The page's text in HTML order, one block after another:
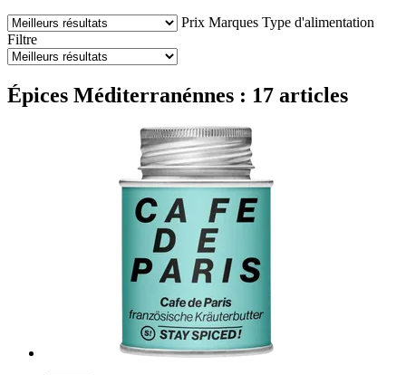
Prix Marques Type d'alimentation
Filtre
Épices Méditerranénnes : 17 articles